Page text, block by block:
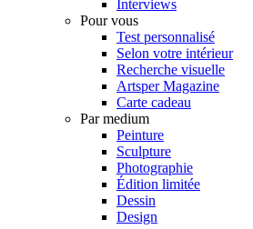
Interviews
Pour vous
Test personnalisé
Selon votre intérieur
Recherche visuelle
Artsper Magazine
Carte cadeau
Par medium
Peinture
Sculpture
Photographie
Édition limitée
Dessin
Design